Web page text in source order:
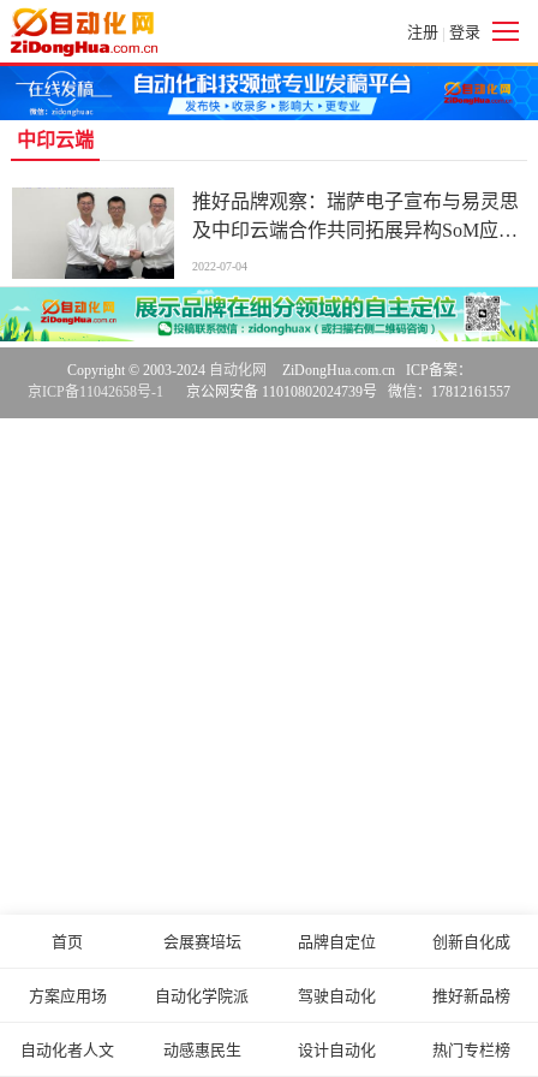
注册 | 登录
中印云端
推好品牌观察：瑞萨电子宣布与易灵思
及中印云端合作共同拓展异构SoM应用
市场
2022-07-04
首页 会展赛培坛 品牌自定位 创新自化成
方案应用场 自动化学院派 驾驶自动化 推好新品榜
自动化者人文 动感惠民生 设计自动化 热门专栏榜
Copyright © 2003-2024 自动化网
ZiDongHua.com.cn ICP备案：
京ICP备11042658号-1
京公网安备 11010802024739号 微信：17812161557